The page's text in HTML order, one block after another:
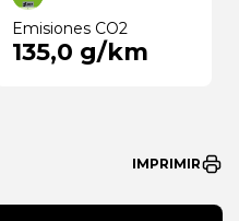
Emisiones CO2
135,0 g/km
IMPRIMIR